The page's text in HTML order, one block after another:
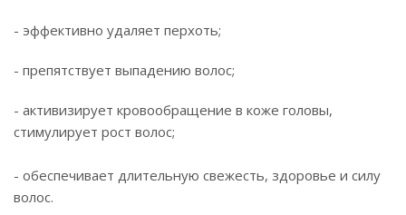
- эффективно удаляет перхоть;
- препятствует выпадению волос;
- активизирует кровообращение в коже головы,
стимулирует рост волос;
- обеспечивает длительную свежесть, здоровье и силу
волос.